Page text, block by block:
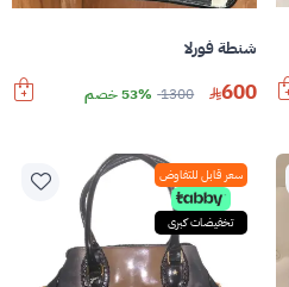
شنطة فورلا
600
1300 53% خصم
سعر قابل للتفاوض
تخفيضات كبرى